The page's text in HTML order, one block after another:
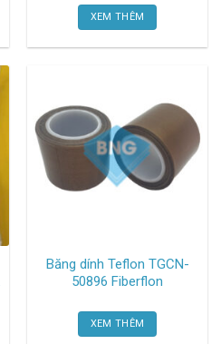
XEM THÊM
Băng dính Teflon TGCN-
50896 Fiberflon
XEM THÊM